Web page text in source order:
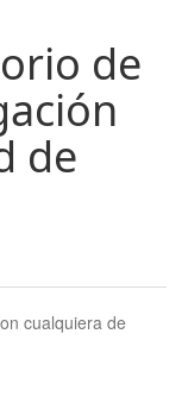
de
de
cualquiera de